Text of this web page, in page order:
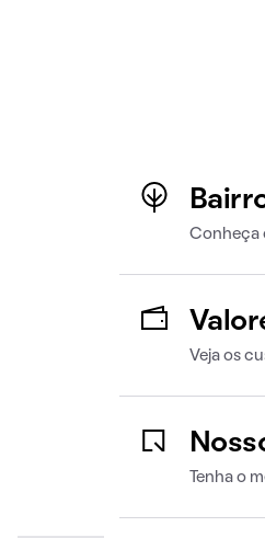
Conheça
Veja os
Tenha o